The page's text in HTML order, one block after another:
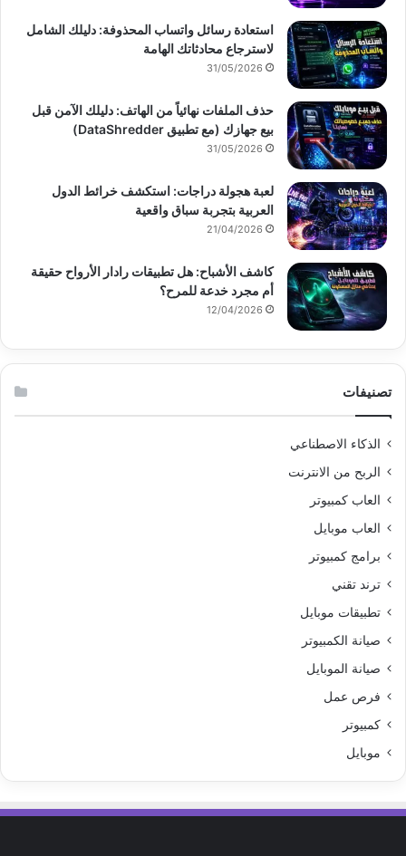
استعادة رسائل واتساب المحذوفة: دليلك الشامل
لاسترجاع محادثاتك الهامة
31/05/2026
حذف الملفات نهائياً من الهاتف: دليلك الآمن قبل
بيع جهازك (مع تطبيق DataShredder)
31/05/2026
لعبة هجولة دراجات: استكشف خرائط الدول
العربية بتجربة سباق واقعية
21/04/2026
كاشف الأشباح: هل تطبيقات رادار الأرواح حقيقة
أم مجرد خدعة للمرح؟
12/04/2026
تصنيفات
الذكاء الاصطناعي
الربح من الانترنت
العاب كمبيوتر
العاب موبايل
برامج كمبيوتر
ترند تقني
تطبيقات موبايل
صيانة الكمبيوتر
صيانة الموبايل
فرص عمل
كمبيوتر
موبايل